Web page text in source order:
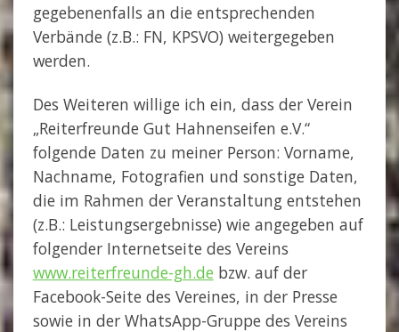
gegebenenfalls an die entsprechenden
Verbände (z.B.: FN, KPSVO) weitergegeben
werden.
Des Weiteren willige ich ein, dass der Verein
„Reiterfreunde Gut Hahnenseifen e.V.“
folgende Daten zu meiner Person: Vorname,
Nachname, Fotografien und sonstige Daten,
die im Rahmen der Veranstaltung entstehen
(z.B.: Leistungsergebnisse) wie angegeben auf
folgender Internetseite des Vereins
www.reiterfreunde-gh.debzw. auf der
Facebook-Seite des Vereines, in der Presse
sowie in der WhatsApp-Gruppe des Vereins